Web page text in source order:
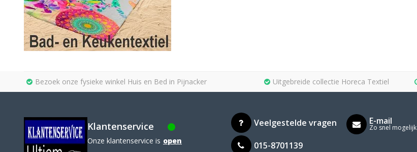
Bezoek onze fysieke winkel Huis en Bed in Pijnacker Uitgebreide collectie Horeca Textiel
Klantenservice
Onze klantenservice is open
Veelgestelde vragen
015-8701139
E-mail
Zo snel mogelijk